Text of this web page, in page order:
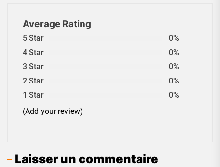
Average Rating
5 Star
0%
4 Star
0%
3 Star
0%
2 Star
0%
1 Star
0%
(Add your review)
Laisser un commentaire